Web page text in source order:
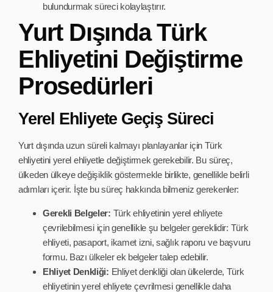
bulundurmak süreci kolaylaştırır.
Yurt Dışında Türk
Ehliyetini Değiştirme
Prosedürleri
Yerel Ehliyete Geçiş Süreci
Yurt dışında uzun süreli kalmayı planlayanlar için Türk
ehliyetini yerel ehliyetle değiştirmek gerekebilir. Bu süreç,
ülkeden ülkeye değişiklik göstermekle birlikte, genellikle belirli
adımları içerir. İşte bu süreç hakkında bilmeniz gerekenler:
Gerekli Belgeler: Türk ehliyetinin yerel ehliyete
çevrilebilmesi için genellikle şu belgeler gereklidir: Türk
ehliyeti, pasaport, ikamet izni, sağlık raporu ve başvuru
formu. Bazı ülkeler ek belgeler talep edebilir.
Ehliyet Denkliği: Ehliyet denkliği olan ülkelerde, Türk
ehliyetinin yerel ehliyete çevrilmesi genellikle daha